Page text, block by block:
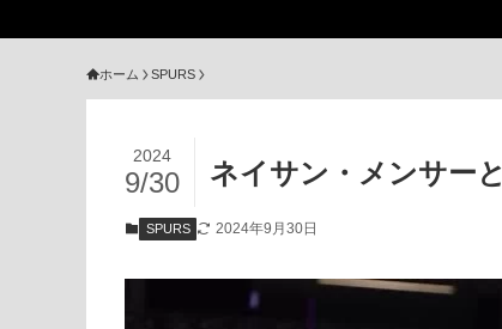
ホーム SPURS
ネイサン・メンサー
2024
9/30
SPURS 2024年9月30日